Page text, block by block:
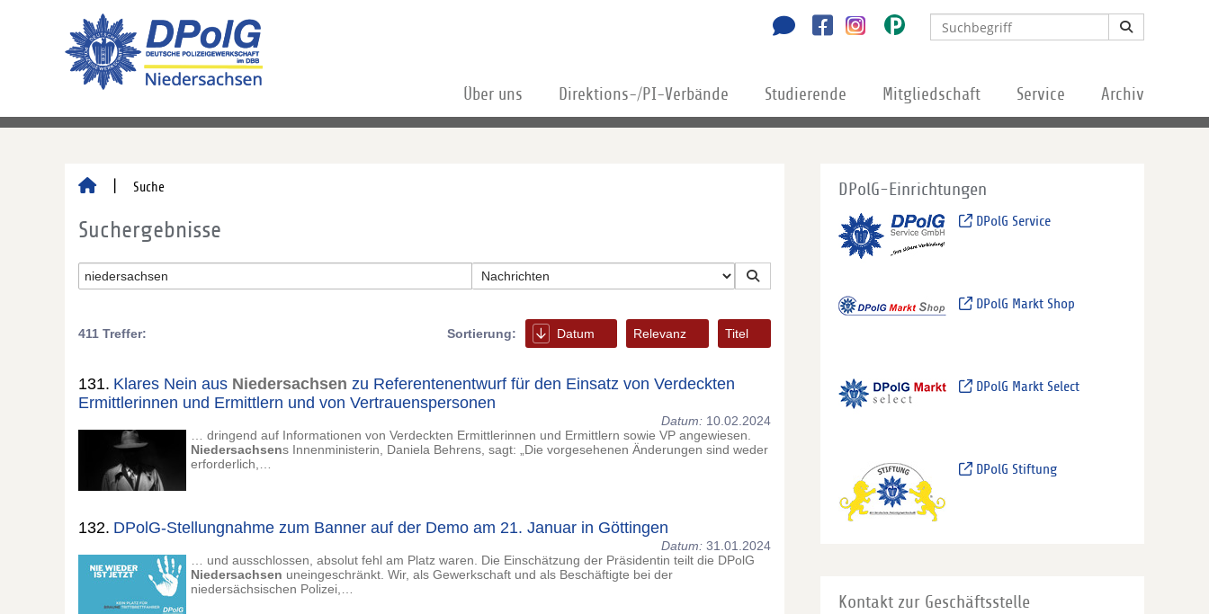
Über uns Direktions-/PI-Verbände Studierende Mitgliedschaft Service Archiv
Suche
Suchergebnisse
411 Treffer: Sortierung: Datum Relevanz Titel
131. Klares Nein aus Niedersachsen zu Referentenentwurf für den Einsatz von Verdeckten
Ermittlerinnen und Ermittlern und von Vertrauenspersonen
Datum: 10.02.2024
… dringend auf Informationen von Verdeckten Ermittlerinnen und Ermittlern sowie VP angewiesen.
Niedersachsens Innenministerin, Daniela Behrens, sagt: „Die vorgesehenen Änderungen sind weder
erforderlich,…
132. DPolG-Stellungnahme zum Banner auf der Demo am 21. Januar in Göttingen
Datum: 31.01.2024
… und ausschlossen, absolut fehl am Platz waren. Die Einschätzung der Präsidentin teilt die DPolG
Niedersachsen uneingeschränkt. Wir, als Gewerkschaft und als Beschäftigte bei der
niedersächsischen Polizei,…
DPolG-Einrichtungen
DPolG Service
DPolG Markt Shop
DPolG Markt Select
DPolG Stiftung
Kontakt zur Geschäftsstelle